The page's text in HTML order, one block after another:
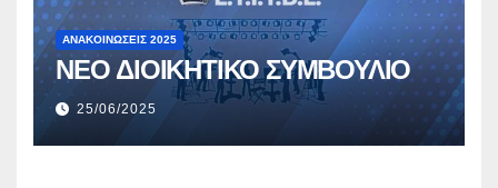
ΑΝΑΚΟΙΝΏΣΕΙΣ 2025
ΝΕΟ ΔΙΟΙΚΗΤΙΚΟ ΣΥΜΒΟΥΛΙΟ
25/06/2025